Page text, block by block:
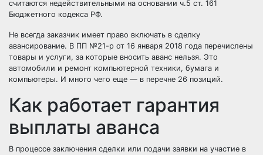
считаются недействительными на основании ч.5 ст. 161
Бюджетного кодекса РФ.
Не всегда заказчик имеет право включать в сделку
авансирование. В ПП №21-р от 16 января 2018 года перечислены
товары и услуги, за которые вносить аванс нельзя. Это
автомобили и ремонт компьютерной техники, бумага и
компьютеры. И много чего еще — в перечне 26 позиций.
Как работает гарантия
выплаты аванса
В процессе заключения сделки или подачи заявки на участие в